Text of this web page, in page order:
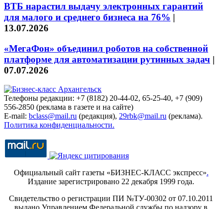
ВТБ нарастил выдачу электронных гарантий
для малого и среднего бизнеса на 76% |
13.07.2026
«МегаФон» объединил роботов на собственной
платформе для автоматизации рутинных задач |
07.07.2026
Телефоны редакции: +7 (8182) 20-44-02, 65-25-40, +7 (909)
556-2850 (реклама в газете и на сайте)
E-mail: bclass@mail.ru (редакция), 29rbk@mail.ru (реклама).
Политика конфиденциальности.
Официальный сайт газеты «БИЗНЕС-КЛАСС экспресс».
Издание зарегистрировано 22 декабря 1999 года.
Свидетельство о регистрации ПИ №ТУ-00302 от 07.10.2011